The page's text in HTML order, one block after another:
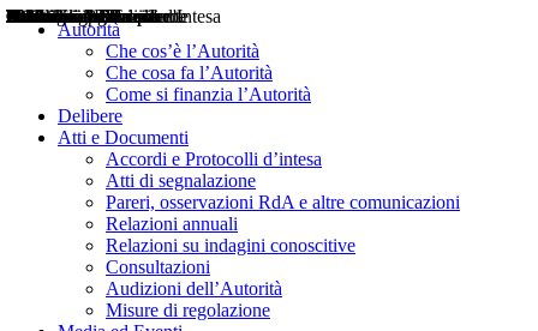
Autorità
Che cos’è l’Autorità
Che cosa fa l’Autorità
Come si finanzia l’Autorità
Delibere
Atti e Documenti
Accordi e Protocolli d’intesa
Atti di segnalazione
Pareri, osservazioni RdA e altre comunicazioni
Relazioni annuali
Relazioni su indagini conoscitive
Consultazioni
Audizioni dell’Autorità
Misure di regolazione
Delibere
Pareri
Consultazioni
Audizioni
Atti di Segnalazione
Accordi e Protocolli d'Intesa
Relazioni annuali
Misure di regolazione
Notizie
Comunicati Stampa
Bollettini ART
Convegni ART
Interviste del Presidente
Articoli in primo piano
Interventi del Presidente
2004
2005
2010
2013
2014
2015
2016
2017
2018
2019
202
2020
2021
2022
2023
2024
2025
2026
Aereo
Marittimo
Terrestre